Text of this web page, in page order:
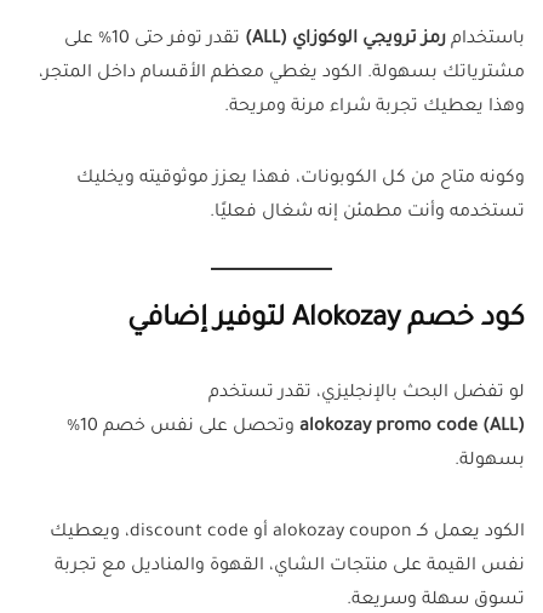
باستخدام رمز ترويجي الوكوزاي (ALL)
تقدر توفر حتى 10% على
مشترياتك بسهولة. الكود يغطي معظم الأقسام داخل المتجر،
وهذا يعطيك تجربة شراء مرنة ومريحة.
وكونه متاح من كل الكوبونات، فهذا يعزز موثوقيته ويخليك
تستخدمه وأنت مطمئن إنه شغال فعليًا.
كود خصم Alokozay لتوفير إضافي
لو تفضل البحث بالإنجليزي، تقدر تستخدم
alokozay promo code (ALL)
وتحصل على نفس خصم 10%
بسهولة.
الكود يعمل كـ alokozay coupon أو discount code، ويعطيك
نفس القيمة على منتجات الشاي، القهوة والمناديل مع تجربة
تسوق سهلة وسريعة.